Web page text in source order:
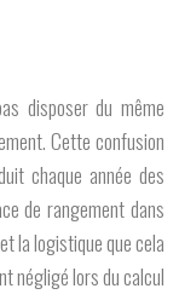
disposer du même
Cette confusion
chaque année des
de rangement dans
la logistique que cela
négligé lors du calcul